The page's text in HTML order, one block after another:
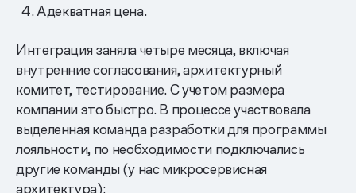
Адекватная цена.
Интеграция заняла четыре месяца, включая
внутренние согласования, архитектурный
комитет, тестирование. С учетом размера
компании это быстро. В процессе участвовала
выделенная команда разработки для программы
лояльности, по необходимости подключались
другие команды (у нас микросервисная
архитектура):